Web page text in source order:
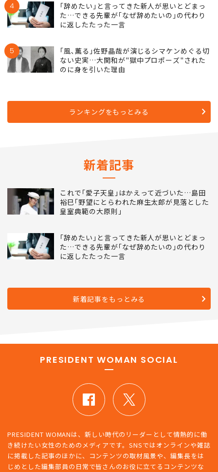
4
｢辞めたい｣と言ってきた新人が思いとどまっ
た…できる先輩が｢なぜ辞めたいの｣の代わり
に返したたった一言
5
｢風､薫る｣佐野晶哉が演じるシマケンめぐる切
ない史実…大関和が"獄中プロポーズ"された
のに身を引いた理由
ランキングをもっとみる
新着記事
これで｢愛子天皇｣はかえって近づいた…島田
裕巳｢野望にとらわれた麻生太郎が見落とした
皇室典範の大原則｣
｢辞めたい｣と言ってきた新人が思いとどまっ
た…できる先輩が｢なぜ辞めたいの｣の代わり
に返したたった一言
新着記事をもっとみる
PRESIDENT WOMAN SOCIAL
PRESIDENT WOMANは、新しい時代のリーダーとして情熱的に働
き続けたい女性のためのメディアです。SNSではオンラインや雑誌
に掲載した記事のほかに、コンテンツの取材風景や、編集長をは
じめとした編集部員の日常で皆さんのお役に立てるコンテンツな